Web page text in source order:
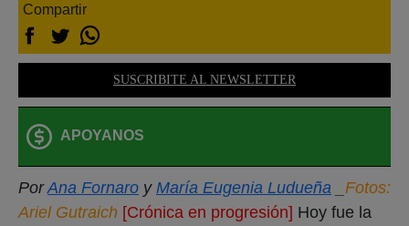
Compartir
SUSCRIBITE AL NEWSLETTER
APOYANOS
PorAna Fornaro y María Eugenia Ludueña
Fotos:
Ariel Gutraich [Crónica en progresión] Hoy fue la